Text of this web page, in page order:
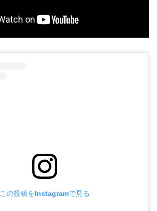
この投稿をInstagramで見る